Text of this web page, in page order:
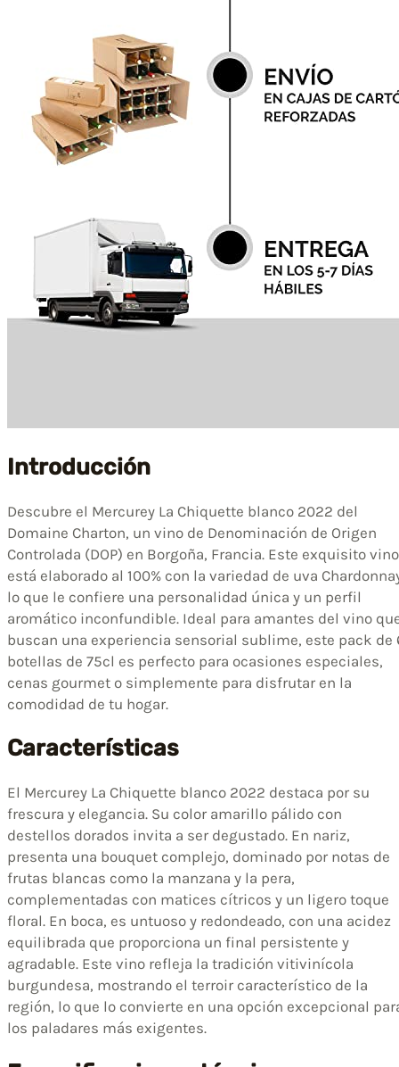
Introducción
Descubre el Mercurey La Chiquette blanco 2022 del
Domaine Charton, un vino de Denominación de Origen
Controlada (DOP) en Borgoña, Francia. Este exquisito vino
está elaborado al 100% con la variedad de uva
lo que le confiere una personalidad única y un perfil
aromático inconfundible. Ideal para amantes del vino
buscan una experiencia sensorial sublime, este pack de
botellas de 75cl es perfecto para ocasiones especiales,
cenas gourmet o simplemente para disfrutar en la
comodidad de tu hogar.
Características
El Mercurey La Chiquette blanco 2022 destaca por su
frescura y elegancia. Su color amarillo pálido con
destellos dorados invita a ser degustado. En nariz,
presenta una bouquet complejo, dominado por notas de
frutas blancas como la manzana y la pera,
complementadas con matices cítricos y un ligero toque
floral. En boca, es untuoso y redondeado, con una acidez
equilibrada que proporciona un final persistente y
agradable. Este vino refleja la tradición vitivinícola
burgundesa, mostrando el terroir característico de la
región, lo que lo convierte en una opción excepcional
los paladares más exigentes.